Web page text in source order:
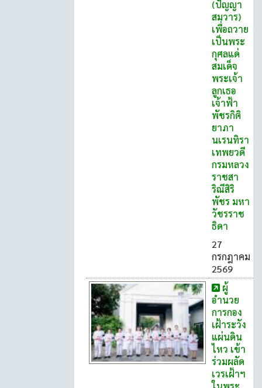
(ปัญญา
สมวาร)
เพื่อถวาย
เป็นพระ
กุศลแด่
สมเด็จ
พระเจ้า
ลูกเธอ
เจ้าฟ้า
พัชรกิติ
ยาภา
นเรนทิรา
เทพยวดี
กรมหลวง
ราชสา
ริณีสิริ
พัชร มหา
วัชรราช
ธิดา
27
กรกฎาคม
2569
ผู้
อำนวย
การกอง
เฝ้าระวัง
แผ่นดิน
ไหว เข้า
ร่วมผลัด
เวรเฝ้าฯ